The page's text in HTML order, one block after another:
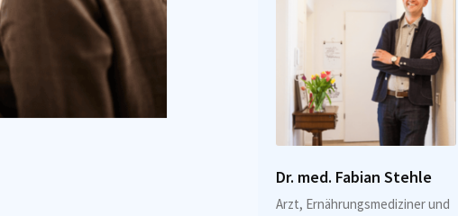
Dr. med. Fabian Stehle
Arzt, Ernährungsmediziner und